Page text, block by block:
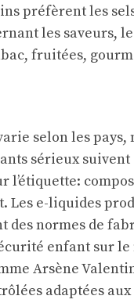
préfèrent les
les saveurs,
fruitées,
selon les pays,
sérieux suivent
e-liquides
des normes de
enfant sur
Arsène
adaptées